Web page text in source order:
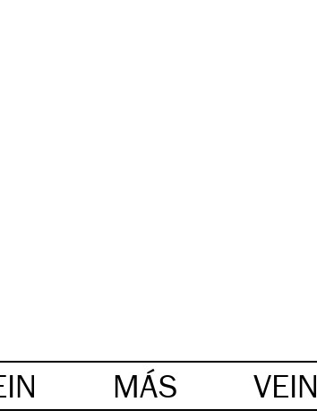
MÁS VEIN